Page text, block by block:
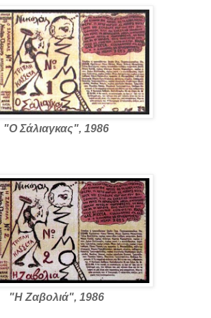
"Ο Σάλιαγκας", 1986
"Η Ζαβολιά", 1986